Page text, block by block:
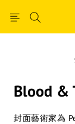
Blood &
封面藝術家為